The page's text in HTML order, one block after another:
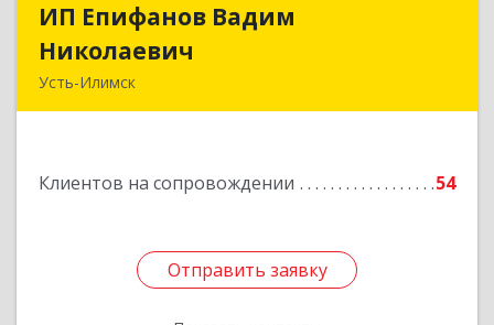
ИП Епифанов Вадим
Николаевич
Усть-Илимск
Клиентов на сопровождении 54
Отправить заявку
ИП Епифанов Вадим
Подробнее
Отправить заявку